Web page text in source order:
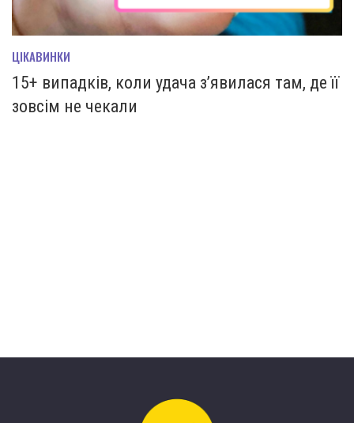
ЦІКАВИНКИ
15+ випадків, коли удача з’явилася там, де її
зовсім не чекали